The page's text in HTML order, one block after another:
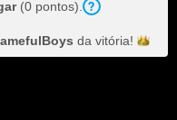
(0 pontos).
da vitória!